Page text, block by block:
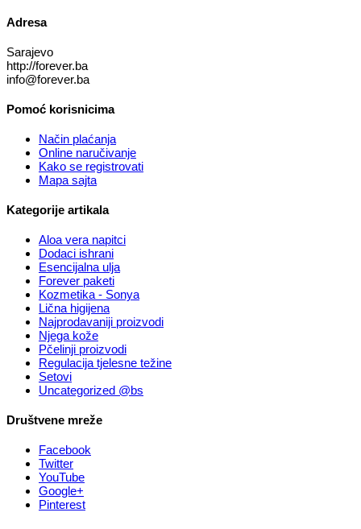
Adresa
Sarajevo
http://forever.ba
info@forever.ba
Pomoć korisnicima
Način plaćanja
Online naručivanje
Kako se registrovati
Mapa sajta
Kategorije artikala
Aloa vera napitci
Dodaci ishrani
Esencijalna ulja
Forever paketi
Kozmetika - Sonya
Lična higijena
Najprodavaniji proizvodi
Njega kože
Pčelinji proizvodi
Regulacija tjelesne težine
Setovi
Uncategorized @bs
Društvene mreže
Facebook
Twitter
YouTube
Google+
Pinterest